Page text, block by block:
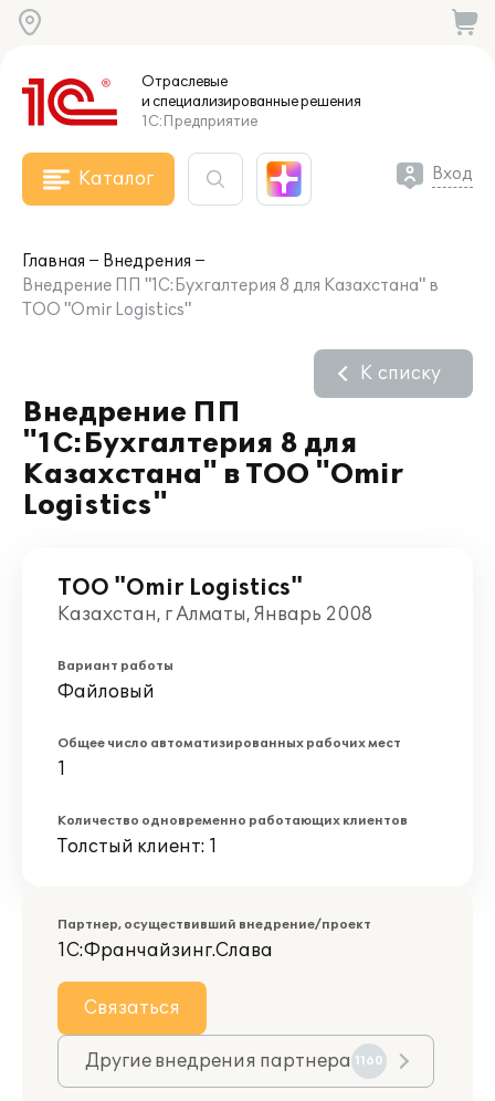
Отраслевые
и специализированныерешения
1С:Предприятие
Каталог Вход
Главная
Внедрения
Внедрение ПП "1С:Бухгалтерия 8 для Казахстана" в
ТОО "Omir Logistics"
Внедрение ПП
"1С:Бухгалтерия 8 для
Казахстана" в ТОО "Omir
Logistics"
К списку
ТОО "Omir Logistics"
Казахстан, г Алматы, Январь 2008
Вариант работы
Файловый
Общее число автоматизированных рабочих мест
1
Количество одновременно работающих клиентов
Толстый клиент: 1
Партнер, осуществивший внедрение/проект
1С:Франчайзинг.Слава
Связаться
Другие внедрения партнера 1160